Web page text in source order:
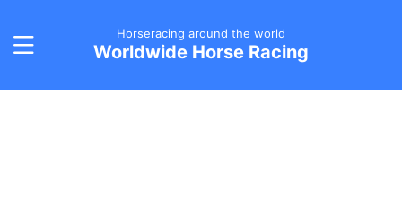
Horseracing around the world
Worldwide Horse Racing